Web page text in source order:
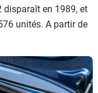
disparaît en 1989, et
unités. A partir de